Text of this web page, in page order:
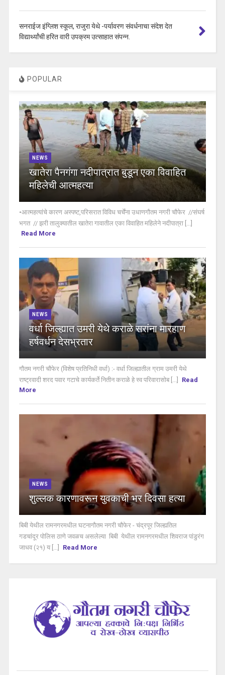
सनराईज इंग्लिश स्कूल, राजुरा येथे -पर्यावरण संवर्धनाचा संदेश देत
विद्यार्थ्यांची हरित वारी उपक्रम उत्साहात संपन्न.
POPULAR
NEWS
खातेरा पैनगंगा नदीपात्रात बुडून एका विवाहित
महिलेची आत्महत्या
•आत्महत्यांचे कारण अस्पष्ट,परिसरात विविध चर्चेंना उधाणगौतम नगरी चौफेर //संघर्ष
भगत // झरी तालुक्यातील खातेरा गावातील एका विवाहित महिलेने नदीपात्रा [...]
Read More
NEWS
वर्धा जिल्ह्यात उमरी येथे कराळे सरांना मारहाण
हर्षवर्धन देसभ्रतार
गौतम नगरी चौफेर (विशेष प्रतिनिधी वर्धा) :- वर्धा जिल्ह्यातील ग्राम उमरी येथे
राष्ट्रवादी शरद पवार गटाचे कार्यकर्ते नितीन कराळे हे स्व परिवारासोब [...]
Read
More
NEWS
शुल्लक कारणावरून युवकाची भर दिवसा हत्या
बिबी येथील रामनगरमधील घटनागौतम नगरी चौफेर - चंद्रपूर जिल्ह्यतिल
गडचांदूर पोलिस ठाणे जवळच असलेल्या बिबी येथील रामनगरमधील शिवराज पांडुरंग
जाधव (२१) य [...]
Read More